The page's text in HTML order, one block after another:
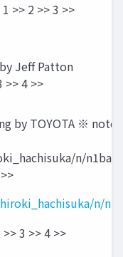
>> 2 >> 3 >>
Jeff Patton
>> 4 >>
by TOYOTA ※ note
n/
n/
3 >> 4 >>